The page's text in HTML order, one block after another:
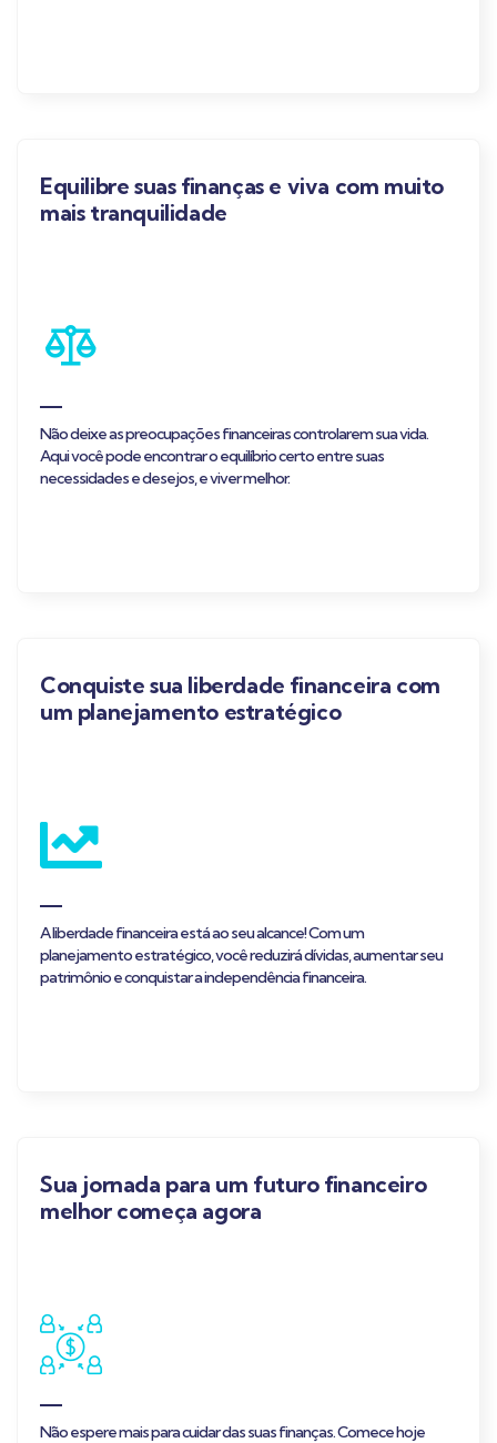
Equilibre suas finanças e viva com muito
mais tranquilidade
Não deixe as preocupações financeiras controlarem sua vida.
Aqui você pode encontrar o equilíbrio certo entre suas
necessidades e desejos, e viver melhor.
Conquiste sua liberdade financeira com
um planejamento estratégico
A liberdade financeira está ao seu alcance! Com um
planejamento estratégico, você reduzirá dívidas, aumentar seu
patrimônio e conquistar a independência financeira.
Sua jornada para um futuro financeiro
melhor começa agora
Não espere mais para cuidar das suas finanças. Comece hoje